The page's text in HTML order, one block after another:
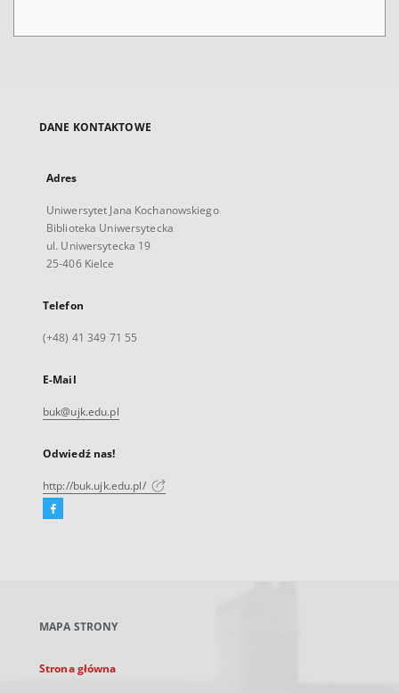
DANE KONTAKTOWE
Adres
Uniwersytet Jana Kochanowskiego
Biblioteka Uniwersytecka
ul. Uniwersytecka 19
25-406 Kielce
Telefon
(+48) 41 349 71 55
E-Mail
buk@ujk.edu.pl
Odwiedź nas!
http://buk.ujk.edu.pl/
Facebook
karcie
MAPA STRONY
Strona główna